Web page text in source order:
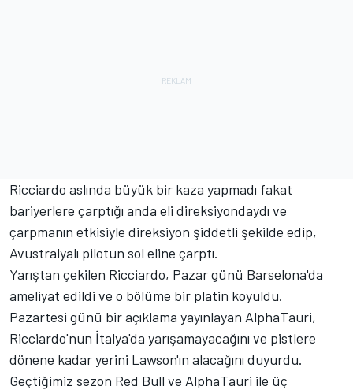
Ricciardo aslında büyük bir kaza yapmadı fakat
bariyerlere çarptığı anda eli direksiyondaydı ve
çarpmanın etkisiyle direksiyon şiddetli şekilde edip,
Avustralyalı pilotun sol eline çarptı.
Yarıştan çekilen Ricciardo, Pazar günü Barselona'da
ameliyat edildi ve o bölüme bir platin koyuldu.
Pazartesi günü bir açıklama yayınlayan AlphaTauri,
Ricciardo'nun İtalya'da yarışamayacağını ve pistlere
dönene kadar yerini Lawson'ın alacağını duyurdu.
Geçtiğimiz sezon Red Bull ve AlphaTauri ile üç